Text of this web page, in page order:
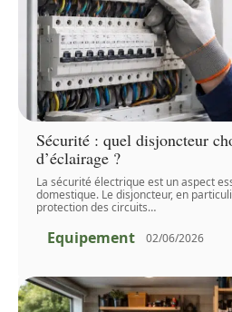
Sécurité : quel disjoncteur
d’éclairage ?
La sécurité électrique est un aspect
domestique. Le disjoncteur, en
protection des circuits…
Equipement 02/06/2026